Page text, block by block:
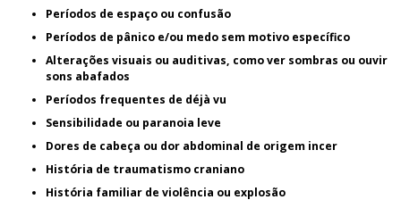
Períodos de espaço ou confusão
Períodos de pânico e/ou medo sem motivo específico
Alterações visuais ou auditivas, como ver sombras ou ouvir
sons abafados
Períodos frequentes de déjà vu
Sensibilidade ou paranoia leve
Dores de cabeça ou dor abdominal de origem incer
História de traumatismo craniano
História familiar de violência ou explosão